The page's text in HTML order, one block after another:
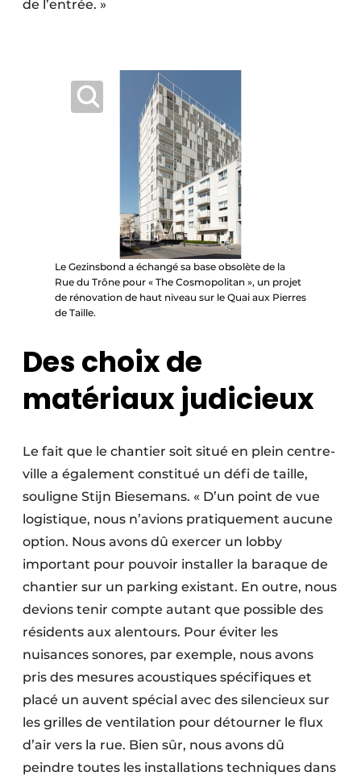
de l’entrée. »
Le Gezinsbond a échangé sa base obsolète de la
Rue du Trône pour « The Cosmopolitan », un projet
de rénovation de haut niveau sur le Quai aux Pierres
de Taille.
Des choix de
matériaux judicieux
Le fait que le chantier soit situé en plein centre-
ville a également constitué un défi de taille,
souligne Stijn Biesemans. « D’un point de vue
logistique, nous n’avions pratiquement aucune
option. Nous avons dû exercer un lobby
important pour pouvoir installer la baraque de
chantier sur un parking existant. En outre, nous
devions tenir compte autant que possible des
résidents aux alentours. Pour éviter les
nuisances sonores, par exemple, nous avons
pris des mesures acoustiques spécifiques et
placé un auvent spécial avec des silencieux sur
les grilles de ventilation pour détourner le flux
d’air vers la rue. Bien sûr, nous avons dû
peindre toutes les installations techniques dans